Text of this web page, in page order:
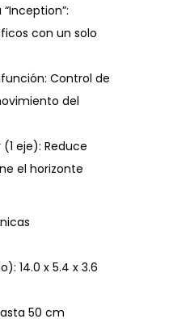
con un solo
Control de
del
eje): Reduce
el horizonte
14.0 x 5.4 x 3.6
50 cm